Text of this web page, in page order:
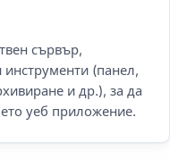
сървър,
(панел,
и др.), за да
уеб приложение.